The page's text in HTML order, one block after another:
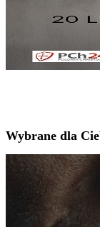
Wybrane dla